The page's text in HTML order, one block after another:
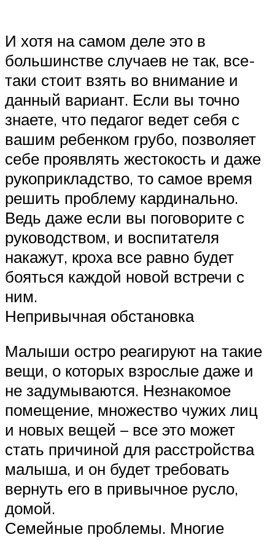
И хотя на самом деле это в
большинстве случаев не так, все-
таки стоит взять во внимание и
данный вариант. Если вы точно
знаете, что педагог ведет себя с
вашим ребенком грубо, позволяет
себе проявлять жестокость и даже
рукоприкладство, то самое время
решить проблему кардинально.
Ведь даже если вы поговорите с
руководством, и воспитателя
накажут, кроха все равно будет
бояться каждой новой встречи с
ним.
Непривычная обстановка
Малыши остро реагируют на такие
вещи, о которых взрослые даже и
не задумываются. Незнакомое
помещение, множество чужих лиц
и новых вещей – все это может
стать причиной для расстройства
малыша, и он будет требовать
вернуть его в привычное русло,
домой.
Семейные проблемы. Многие